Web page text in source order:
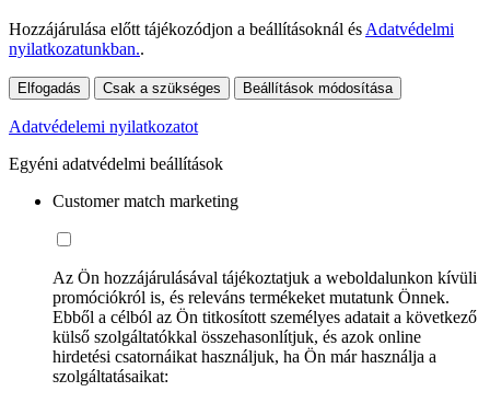
Hozzájárulása előtt tájékozódjon a beállításoknál és Adatvédelmi
nyilatkozatunkban..
Elfogadás Csak a szükséges Beállítások módosítása
Adatvédelemi nyilatkozatot
Egyéni adatvédelmi beállítások
Customer match marketing
Az Ön hozzájárulásával tájékoztatjuk a weboldalunkon kívüli
promóciókról is, és releváns termékeket mutatunk Önnek.
Ebből a célból az Ön titkosított személyes adatait a következő
külső szolgáltatókkal összehasonlítjuk, és azok online
hirdetési csatornáikat használjuk, ha Ön már használja a
szolgáltatásaikat: